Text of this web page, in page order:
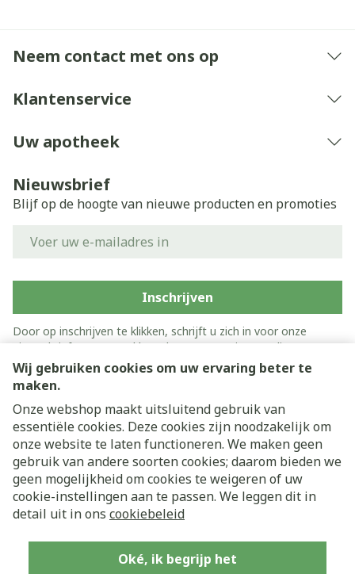
Wij gebruiken cookies om uw ervaring beter te
maken.
Onze webshop maakt uitsluitend gebruik van
essentiële cookies. Deze cookies zijn noodzakelijk om
onze website te laten functioneren. We maken geen
gebruik van andere soorten cookies; daarom bieden we
geen mogelijkheid om cookies te weigeren of uw
cookie-instellingen aan te passen. We leggen dit in
detail uit in ons cookiebeleid
Oké, ik begrijp het
Neem contact met ons op
Klantenservice
Uw apotheek
Nieuwsbrief
Blijf op de hoogte van nieuwe producten en promoties
Inschrijven
Door op inschrijven te klikken, schrijft u zich in voor onze
nieuwsbrief en gaat u akkoord met onzeprivacy policy.
Juridische links